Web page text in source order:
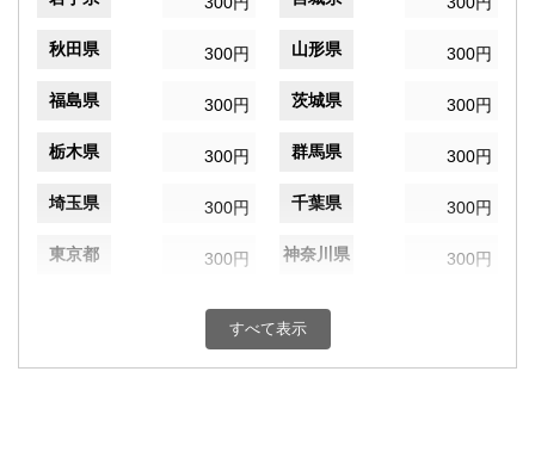
秋田県 300円 山形県 300円
福島県 300円 茨城県 300円
栃木県 300円 群馬県 300円
埼玉県 300円 千葉県 300円
東京都 300円 神奈川県 300円
300円 富山県
すべて表示